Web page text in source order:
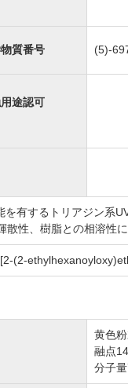
質番号 (5)-
途認可
有するトリアジン系
性、樹脂との相溶性に
(2-
黄色
融点
分子